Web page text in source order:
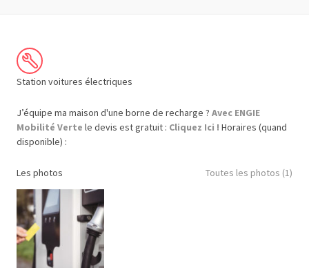
Station voitures électriques
J’équipe ma maison d'une borne de recharge ? Avec ENGIE
Mobilité Verte le devis est gratuit : Cliquez Ici ! Horaires (quand
disponible) :
Les photos Toutes les photos (1)